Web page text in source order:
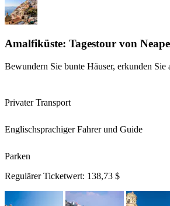
Amalfiküste: Tagestour von
Bewundern Sie bunte Häuser, erkunden Sie
Privater Transport
Englischsprachiger Fahrer und Guide
Parken
Regulärer Ticketwert: 138,73 $